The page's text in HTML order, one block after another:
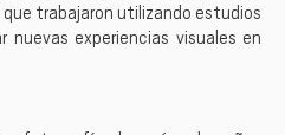
trabajaron utilizando estudios
nuevas experiencias visuales en